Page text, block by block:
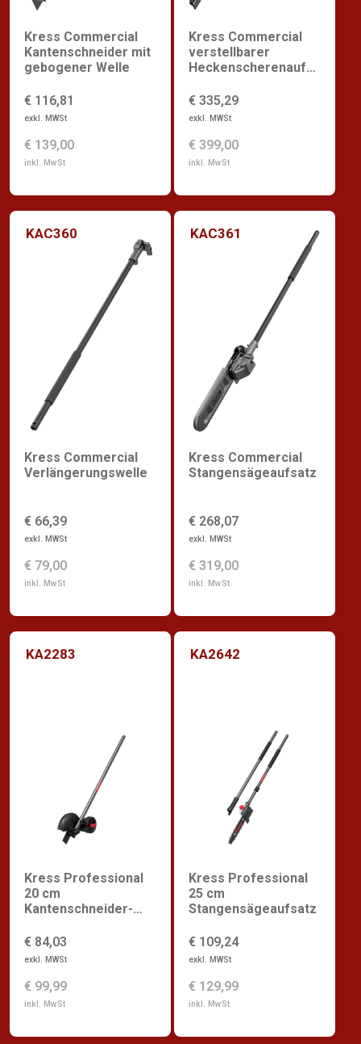
Kress Commercial
Kantenschneider mit
gebogener Welle
€ 116,81
exkl. MWSt
€ 139,00
inkl. MwSt
Kress Commercial
verstellbarer
Heckenscherenaufsa
€ 335,29
exkl. MWSt
€ 399,00
inkl. MwSt
KAC360
Kress Commercial
Verlängerungswelle
€ 66,39
exkl. MWSt
€ 79,00
inkl. MwSt
KAC361
Kress Commercial
Stangensägeaufsatz
€ 268,07
exkl. MWSt
€ 319,00
inkl. MwSt
KA2283
Kress Professional
20 cm
Kantenschneider-
€ 84,03
exkl. MWSt
€ 99,99
inkl. MwSt
KA2642
Kress Professional
25 cm
Stangensägeaufsatz
€ 109,24
exkl. MWSt
€ 129,99
inkl. MwSt